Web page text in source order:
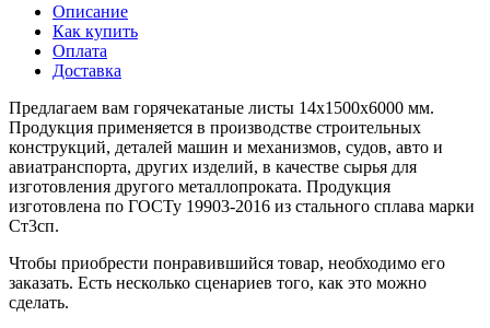
Описание
Как купить
Оплата
Доставка
Предлагаем вам горячекатаные листы 14х1500х6000 мм.
Продукция применяется в производстве строительных
конструкций, деталей машин и механизмов, судов, авто и
авиатранспорта, других изделий, в качестве сырья для
изготовления другого металлопроката. Продукция
изготовлена по ГОСТу 19903-2016 из стального сплава марки
Ст3сп.
Чтобы приобрести понравившийся товар, необходимо его
заказать. Есть несколько сценариев того, как это можно
сделать.